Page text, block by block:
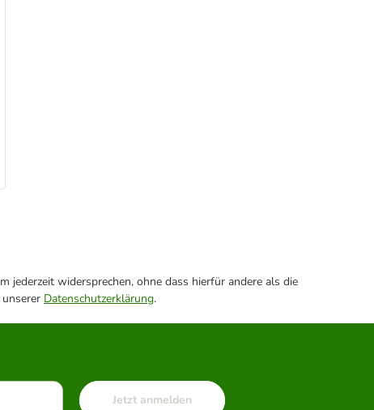
widersprechen, ohne dass hierfür andere als die
Datenschutzerklärung.
Jetzt anmelden